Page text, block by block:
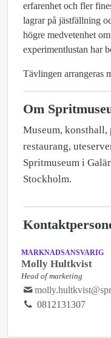
erfarenhet och fler
lagrar på jästfällning
högre medvetenhet
experimentlustan har
Tävlingen arrangeras
Om
Museum, konsthall,
restaurang,
Spritmuseum i
Stockholm.
MARKNADSANSVARIG
Molly Hultkvist
Head of marketing
0812131307